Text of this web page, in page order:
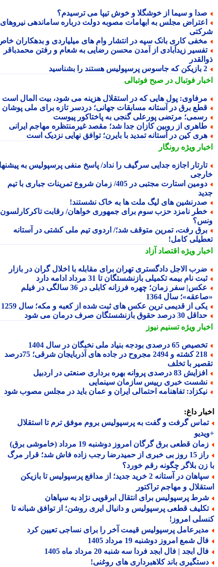
و سیما از خوشگلا و خوش تیپا می ترسیدم؟
مجلس به ابهامات مصوبه دولت درباره ساماندهی نیروهای
کاری بانک سپه در انتشار وام های میلیاردی و بدهکاران خاص
زیدآبادی از آمدن محسن رضایی به شعام و رفتن محمدباقر
فوتبال در صبح فوتبالی
پول هایی که در استقلال هزینه می شود، بیت المال است
برق در آستانه مسابقات جهانی؛ دردسر تازه برای ملی پوشان
مرتضی پورعلی گنجی به پاختاکور پیوست
از روبین کازان جدا شد؛ مقصد غیرمنتظره مهاجم ایرانی
کین در آستانه تمدید با بایرن؛ توافق نهایی نزدیک است
ویژهرونگار
اجازه جدایی سرگیف را نداد/ پاسخ منفی پرسپولیس به پیشنهاد
دومین استارت مجتبی در 405/ زمان شروع تمرینات جباری با تیم
های لیگ ملت ها به خاک نشستند!
نامزد حزب سوم برای جمهوری خواهان/ رقابت تاکرکارلسون با
رفت، تمرین متوقف شد؛/ اردوی تیم ملی کشتی در آستانه
کامل!
ویژهاقتصاد آزاد
الاجل دادگستری تهران برای مقابله با اخلال گران در بازار
نام بیمه تکمیلی بازنشستگان تا 31 مرداد ادامه دارد
عکس| سفر زمان؛ چهره فرزانه کابلی در 36 سالگی در فیلم
سال 1364
از قدیمی ترین عکس های ثبت شده از کعبه و مکه؛ سال 1259
30 درصد حقوق بازنشستگان صرف درمان می شود
ویژهتسنیم نیوز
65 درصدی بودجه بنیاد ملی نخبگان در سال 1404
218 کشته و 2494 مجروح در جاده های آذربایجان شرقی؛ 75درصد
با تخلف
83 درصدی پروانه بهره برداری صنعتی در اردبیل
خبری رییس سازمان سینمایی
تفاهنامه احتمالی ایران و عمان باید در مجلس مصوب شود
داغ:
گرفت و گفت به پرسپولیس بروم موفق ترم تا استقلال
قطعی برق گرگان امروز دوشنبه 19 مرداد (خاموشی برق)
راز 15 روز بی خبری از حمیدرضا رجب زاده فاش شد؛ قرار مرگ
زن بلاگر چگونه رقم خورد؟
سپاهان در آستانه 2 خرید جدید؛ از مدافع پرسپولیس تا بازیکن
و مهاجم تراکتور
پرسپولیس برای انتقال ابرقویی نژاد به سپاهان
قطعی پرسپولیس و دانیال ایری روشن؛ از توافق شبانه تا
امروز!
پرسپولیس قیمت آخر را برای نساجی تعیین کرد
شمع امروز دوشنبه 19 مرداد 1405
ابجد | فال ابجد فردا سه شنبه 20 مرداد ماه 1405
باند کلاهبرداری های روغنی!